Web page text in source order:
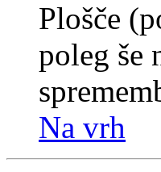
Plošče
poleg še
Na vrh